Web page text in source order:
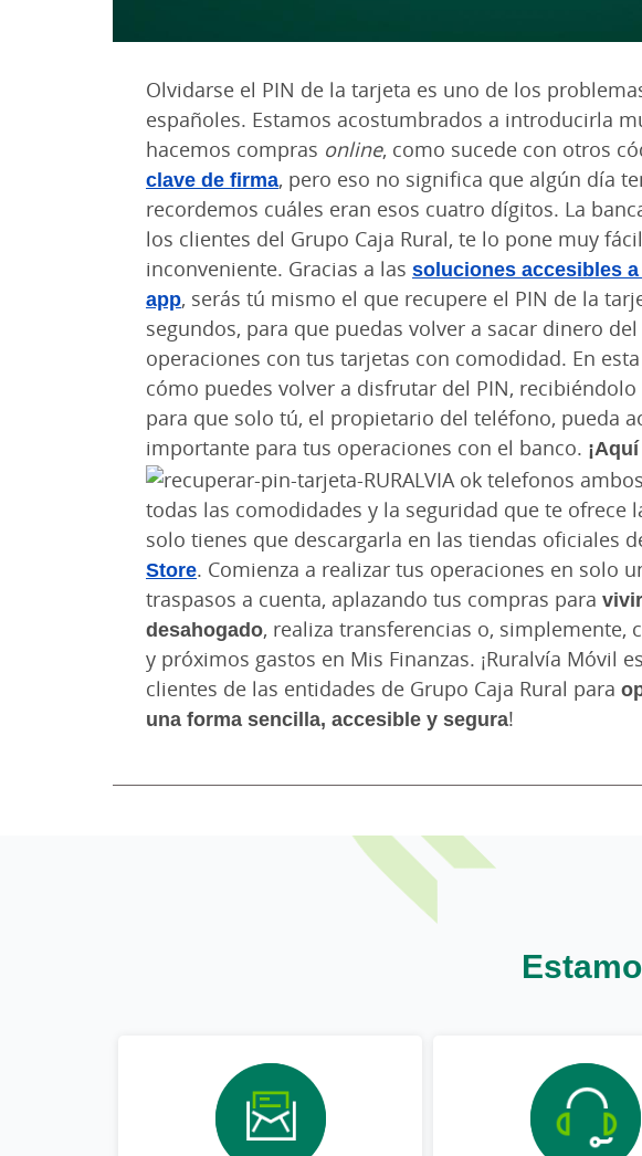
Olvidarse el PIN de la tarjeta es uno de los
españoles. Estamos acostumbrados a introducirla
hacemos compras online, como sucede con otros
clave de firma, pero eso no significa que algún día
recordemos cuáles eran esos cuatro dígitos. La
los clientes del Grupo Caja Rural, te lo pone muy
inconveniente. Gracias a las soluciones accesibles
app, serás tú mismo el que recupere el PIN de la
segundos, para que puedas volver a sacar dinero
operaciones con tus tarjetas con comodidad. En
cómo puedes volver a disfrutar del PIN,
para que solo tú, el propietario del teléfono, pueda
importante para tus operaciones con el banco.
todas las comodidades y la seguridad que te ofrece
solo tienes que descargarla en las tiendas oficiales
Store. Comienza a realizar tus operaciones en solo
traspasos a cuenta, aplazando tus compras para
desahogado, realiza transferencias o, simplemente,
y próximos gastos en Mis Finanzas. ¡Ruralvía Móvil
clientes de las entidades de Grupo Caja Rural para
una forma sencilla, accesible y segura!